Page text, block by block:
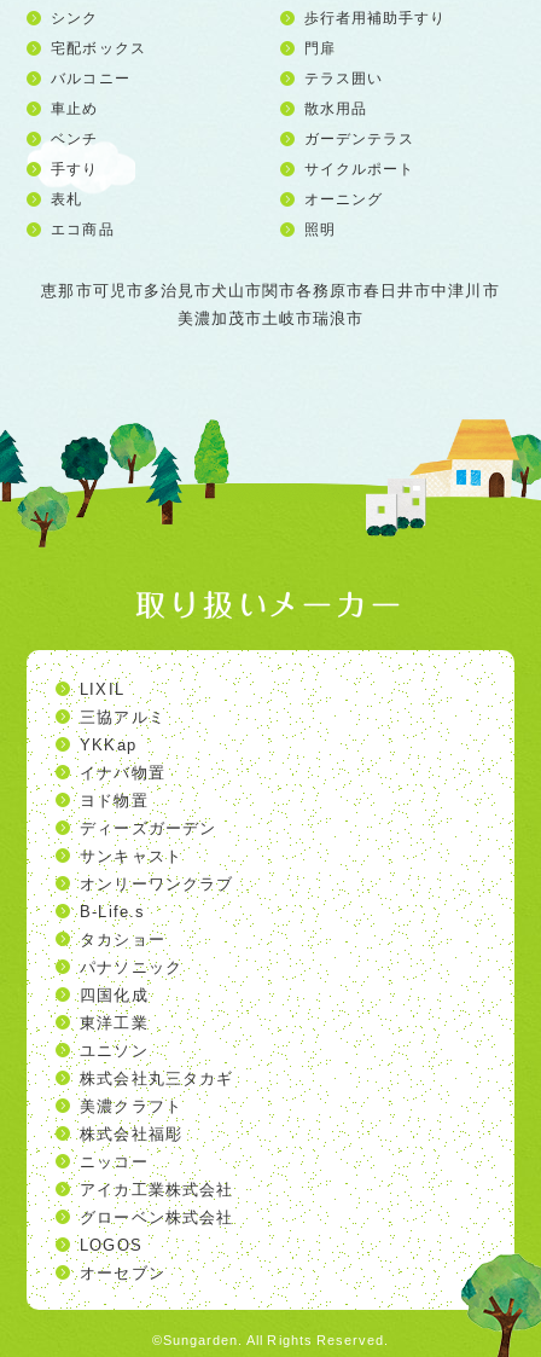
シンク
歩行者用補助手すり
宅配ボックス
門扉
バルコニー
テラス囲い
車止め
散水用品
ベンチ
ガーデンテラス
手すり
サイクルポート
表札
オーニング
エコ商品
照明
恵那市可児市多治見市犬山市関市各務原市春日井市中津川市
美濃加茂市土岐市瑞浪市
取り扱いメーカー
LIXIL
三協アルミ
YKKap
イナバ物置
ヨド物置
ディーズガーデン
サンキャスト
オンリーワンクラブ
B-Life.s
タカショー
パナソニック
四国化成
東洋工業
ユニソン
株式会社丸三タカギ
美濃クラフト
株式会社福彫
ニッコー
アイカ工業株式会社
グローベン株式会社
LOGOS
オーセブン
©Sungarden. All Rights Reserved.